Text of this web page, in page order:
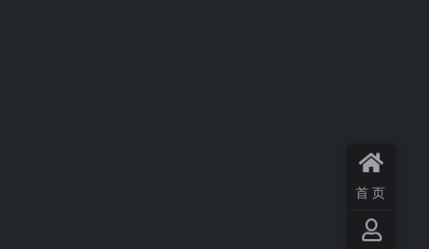
首页